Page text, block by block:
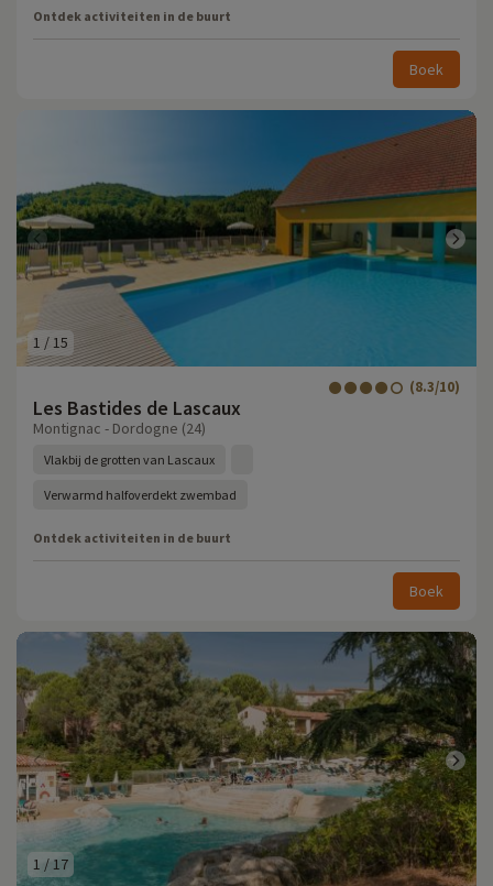
Ontdek activiteiten in de buurt
Boek
1 / 15
Les Bastides de Lascaux
(8.3/10)
Montignac - Dordogne (24)
Vlakbij de grotten van Lascaux
Verwarmd halfoverdekt zwembad
Ontdek activiteiten in de buurt
Boek
1 /17